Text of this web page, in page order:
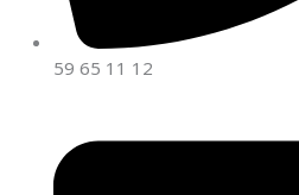
59 65 11 12